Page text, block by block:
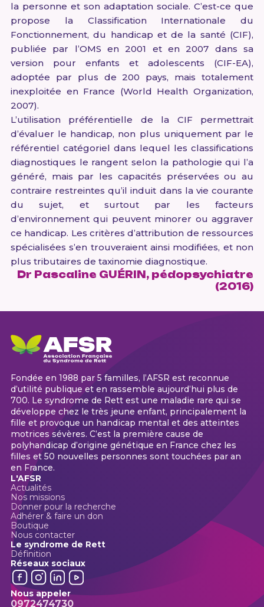
la personne et son adaptation sociale. C’est-ce que
propose la Classification Internationale du
Fonctionnement, du handicap et de la santé (CIF),
publiée par l’OMS en 2001 et en 2007 dans sa
version pour enfants et adolescents (CIF-EA),
adoptée par plus de 200 pays, mais totalement
inexploitée en France (World Health Organization,
2007).
L’utilisation préférentielle de la CIF permettrait
d’évaluer le handicap, non plus uniquement par le
référentiel catégoriel dans lequel les classifications
diagnostiques le rangent selon la pathologie qui l’a
généré, mais par les capacités préservées ou au
contraire restreintes qu’il induit dans la vie courante
du sujet, et surtout par les facteurs
d’environnement qui peuvent minorer ou aggraver
ce handicap. Les critères d’attribution de ressources
spécialisées s’en trouveraient ainsi modifiées, et non
plus tributaires de taxinomie diagnostique.
Dr Pascaline GUÉRIN, pédopsychiatre
(2016)
Fondée en 1988 par 5 familles, l’AFSR est reconnue
d’utilité publique et en rassemble aujourd’hui plus de
700. Le syndrome de Rett est une maladie rare qui se
développe chez le très jeune enfant, principalement la
fille et provoque un handicap mental et des atteintes
motrices sévères. C’est la première cause de
polyhandicap d’origine génétique en France chez les
filles et 50 nouvelles personnes sont touchées par an
en France.
L'AFSR
Actualités
Nos missions
Donner pour la recherche
Adhérer & faire un don
Boutique
Nous contacter
Le syndrome de Rett
Définition
Réseaux sociaux
Nous appeler
0972474730